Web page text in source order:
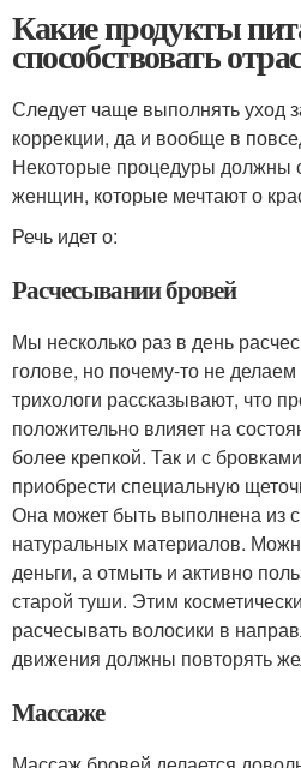
Какие продукты
способствовать
Следует чаще выполнять уход
коррекции, да и вообще в
Некоторые процедуры должны
женщин, которые мечтают о
Речь идет о:
Расчесывании бровей
Мы несколько раз в день
голове, но почему-то не
трихологи рассказывают, что
положительно влияет на
более крепкой. Так и с
приобрести специальную
Она может быть выполнена из
натуральных материалов.
деньги, а отмыть и активно
старой туши. Этим
расчесывать волосики в
движения должны повторять
Массаже